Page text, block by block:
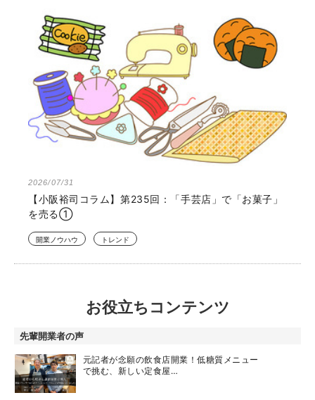
2026/07/31
【小阪裕司コラム】第235回：「手芸店」で「お菓子」
を売る①
開業ノウハウ トレンド
お役立ちコンテンツ
先輩開業者の声
元記者が念願の飲食店開業！低糖質メニュー
で挑む、新しい定食屋…